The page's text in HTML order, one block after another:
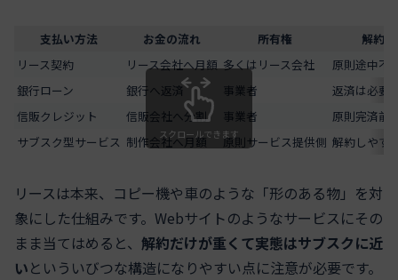
支払い方法 お金の流れ 所有権
解約
リース契約
リース会社へ月額 多くはリース会社
原則途中不
銀行ローン
銀行へ返済 事業者
返済は必要
信販クレジット
信販会社へ分割 事業者
原則完済前
サブスク型サービス 制作会社へ月額 原則サービス提供側 解約しやす
スクロールできます
リースは本来、コピー機や車のような「形のある物」を対
象にした仕組みです。Webサイトのようなサービスにその
まま当てはめると、 解約だけが重くて実態はサブスクに近
いといういびつな構造になりやすい点に注意が必要です。